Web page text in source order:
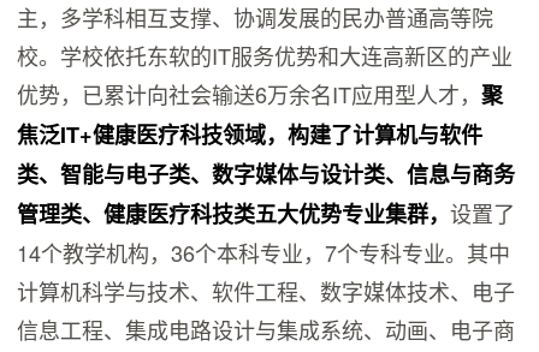
主，多学科相互支撑、协调发展的民办普通高等院
校。学校依托东软的IT服务优势和大连高新区的产业
优势，已累计向社会输送6万余名IT应用型人才，聚
焦泛IT+健康医疗科技领域，构建了计算机与软件
类、智能与电子类、数字媒体与设计类、信息与商务
管理类、健康医疗科技类五大优势专业集群，设置了
14个教学机构，36个本科专业，7个专科专业。其中
计算机科学与技术、软件工程、数字媒体技术、电子
信息工程、集成电路设计与集成系统、动画、电子商